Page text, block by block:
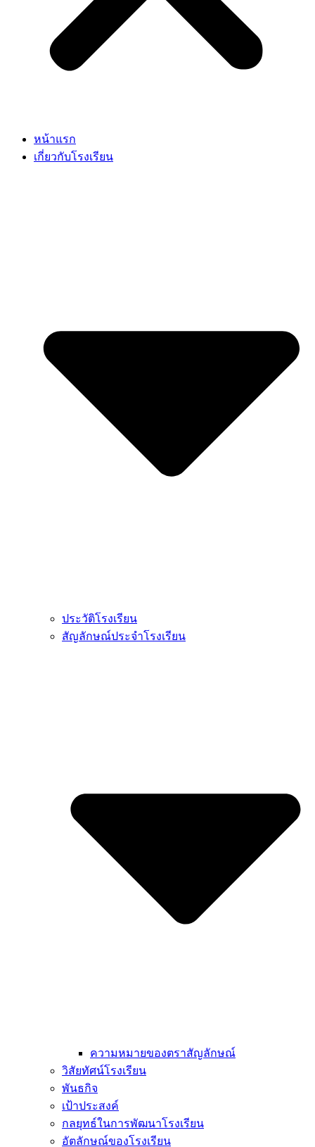
หน้าแรก
เกี่ยวกับโรงเรียน
ประวัติโรงเรียน
สัญลักษณ์ประจำโรงเรียน
ความหมายของตราสัญลักษณ์
วิสัยทัศน์โรงเรียน
พันธกิจ
เป้าประสงค์
กลยุทธ์ในการพัฒนาโรงเรียน
อัตลักษณ์ของโรงเรียน